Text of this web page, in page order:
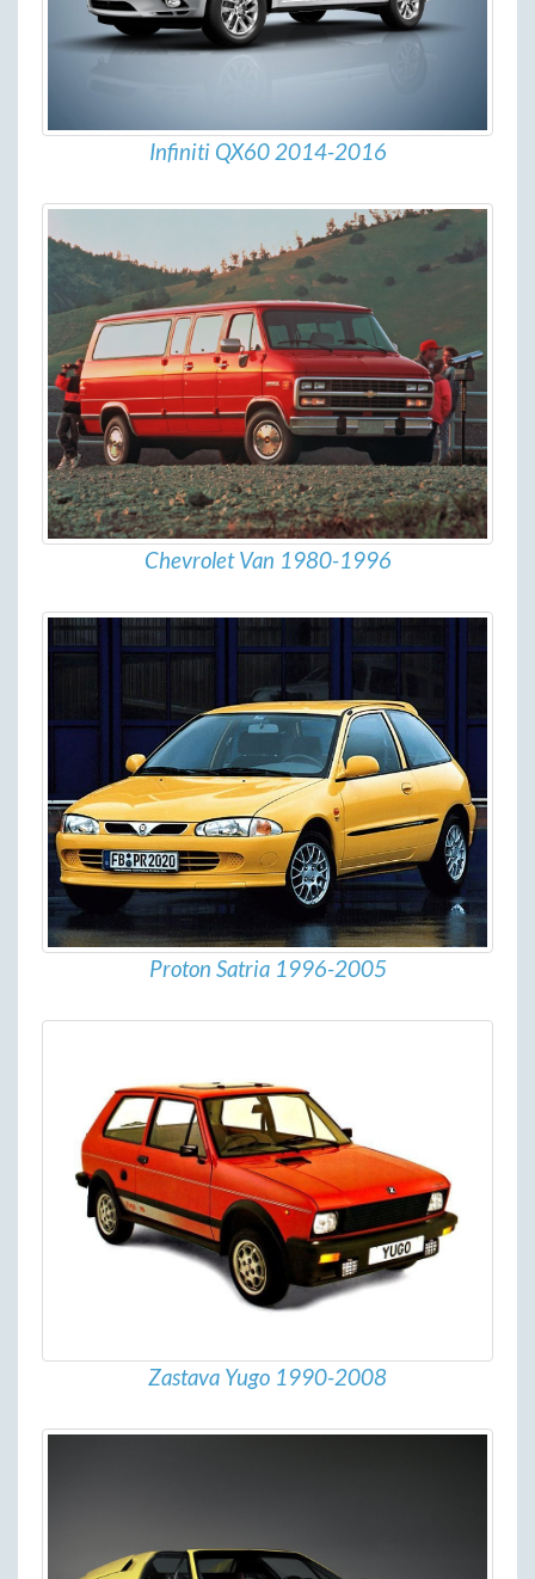
Infiniti QX60 2014-2016
Chevrolet Van 1980-1996
Proton Satria 1996-2005
Zastava Yugo 1990-2008